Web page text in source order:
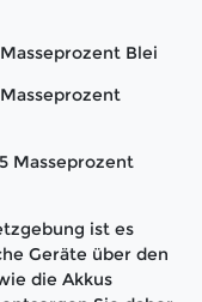
Blei
Masseprozent
ist es
Geräte über den
die Akkus